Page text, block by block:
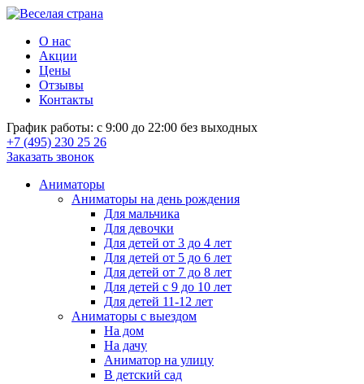
О нас
Акции
Цены
Отзывы
Контакты
График работы: с 9:00 до 22:00 без выходных
+7 (495) 230 25 26
Заказать звонок
Аниматоры
Аниматоры на день рождения
Для мальчика
Для девочки
Для детей от 3 до 4 лет
Для детей от 5 до 6 лет
Для детей от 7 до 8 лет
Для детей с 9 до 10 лет
Для детей 11-12 лет
Аниматоры с выездом
На дом
На дачу
Аниматор на улицу
В детский сад